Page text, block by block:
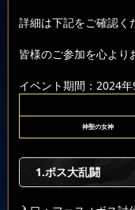
詳細は下記をご確認く
皆様のご参加を心より
イベント期間：2024
神聖の女神
1.ボス大乱闘